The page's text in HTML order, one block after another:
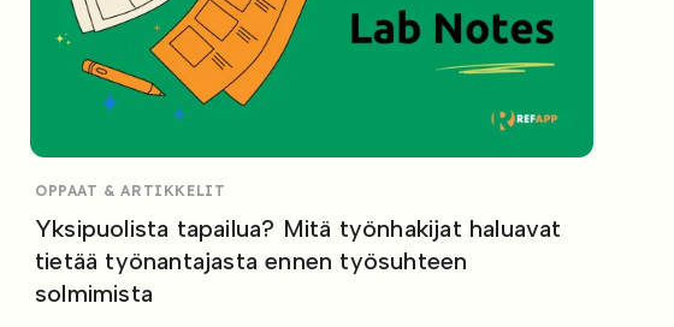
OPPAAT & ARTIKKELIT
Yksipuolista tapailua? Mitä työnhakijat haluavat
tietää työnantajasta ennen työsuhteen
solmimista